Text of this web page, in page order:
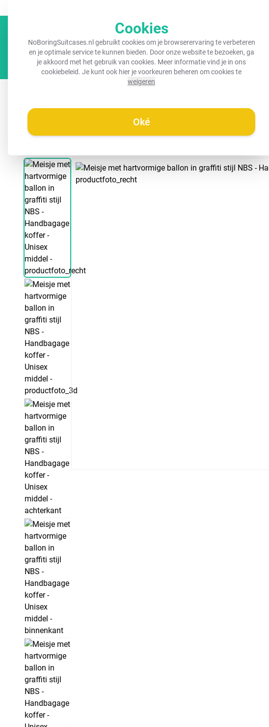
Cookies
NoBoringSuitcases.nl gebruikt cookies om je browserervaring te verbeteren
en je optimale service te kunnen bieden. Door onze website te bezoeken, ga
je akkoord met het gebruik van cookies. Meer informatie vind je in ons
cookiebeleid. Je kunt ook hier je voorkeuren beheren om cookies te
weigeren
Oké